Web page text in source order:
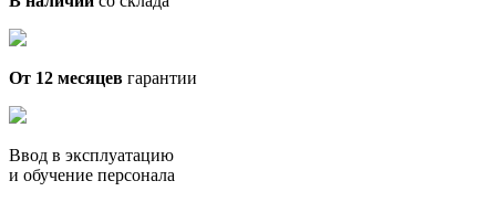
От 12 месяцев гарантии
Ввод в эксплуатацию
и обучение персонала